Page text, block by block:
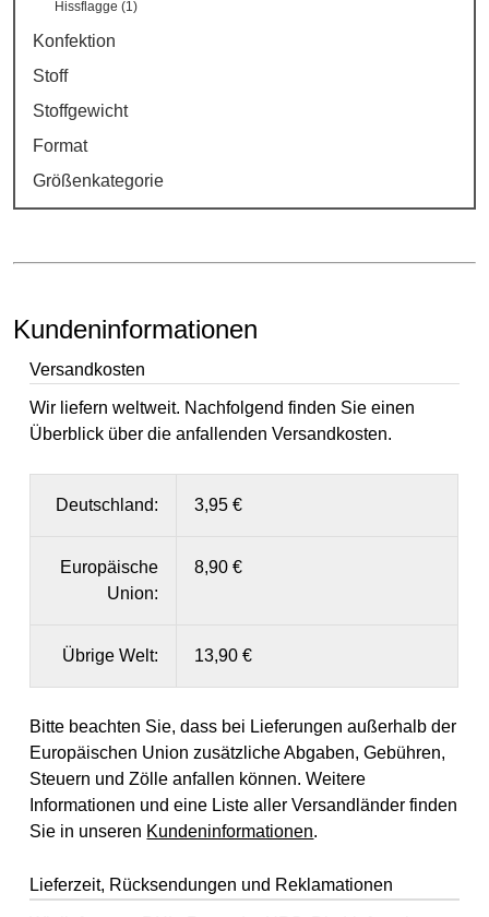
Hissflagge (1)
Konfektion
Stoff
Stoffgewicht
Format
Größenkategorie
Kundeninformationen
Versandkosten
Wir liefern weltweit. Nachfolgend finden Sie einen
Überblick über die anfallenden Versandkosten.
Deutschland: 3,95 €
Europäische
Union:
8,90 €
Übrige Welt: 13,90 €
Bitte beachten Sie, dass bei Lieferungen außerhalb der
Europäischen Union zusätzliche Abgaben, Gebühren,
Steuern und Zölle anfallen können. Weitere
Informationen und eine Liste aller Versandländer finden
Sie in unseren Kundeninformationen.
Lieferzeit, Rücksendungen und Reklamationen